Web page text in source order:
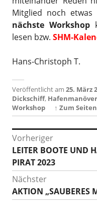
Mitglied noch
nächste Workshop
lesen bzw. SHM-
Hans-Christoph T.
Veröffentlicht am 25. März
Dickschiff, Hafenmanöver
Workshop
↑ Zum
Vorheriger
Vorheriger
Beitrag:
LEITER BOOTE UND
PIRAT 2023
Nächster
Nächster
Beitrag:
AKTION „SAUBERES